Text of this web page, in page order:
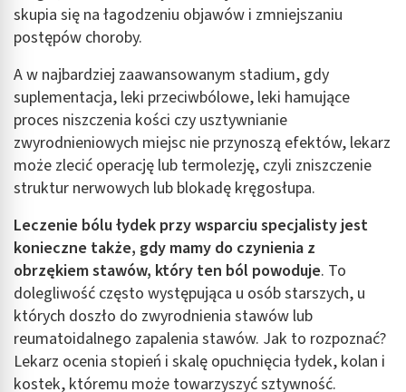
skupia się na łagodzeniu objawów i zmniejszaniu
postępów choroby.
A w najbardziej zaawansowanym stadium, gdy
suplementacja, leki przeciwbólowe, leki hamujące
proces niszczenia kości czy usztywnianie
zwyrodnieniowych miejsc nie przynoszą efektów, lekarz
może zlecić operację lub termolezję, czyli zniszczenie
struktur nerwowych lub blokadę kręgosłupa.
Leczenie bólu łydek przy wsparciu specjalisty jest
konieczne także, gdy mamy do czynienia z
obrzękiem stawów, który ten ból powoduje. To
dolegliwość często występująca u osób starszych, u
których doszło do zwyrodnienia stawów lub
reumatoidalnego zapalenia stawów. Jak to rozpoznać?
Lekarz ocenia stopień i skalę opuchnięcia łydek, kolan i
kostek, któremu może towarzyszyć sztywność.